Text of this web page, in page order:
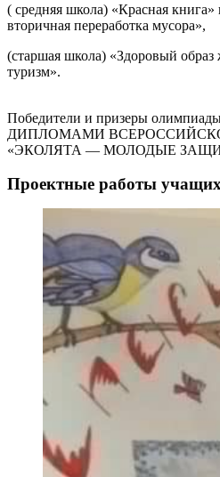
( средняя школа) «Красная
вторичная переработка мусора»,
(старшая школа) «Здоровый
туризм».
Победители и призеры
ДИПЛОМАМИ
«ЭКОЛЯТА — МОЛОДЫЕ
Проектные работы